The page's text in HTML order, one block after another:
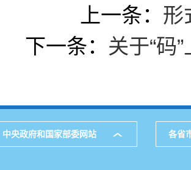
上一条： 形
下一条： 关于“码
中央政府和国家部委网站 各省